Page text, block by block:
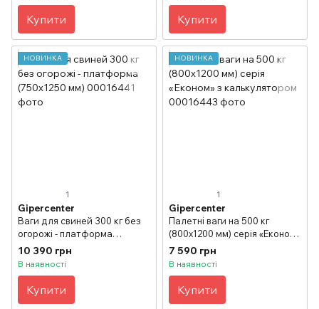
Купити Купити
НОВИНКА
1
Gipercenter
Ваги для свиней 300 кг без
огорожі - платформа
(750х1250 мм)
10 390 грн
В наявності
Купити
НОВИНКА
1
Gipercenter
Палетні ваги на 500 кг
(800х1200 мм) серія «Економ»
з калькулятором
7 590 грн
В наявності
Купити